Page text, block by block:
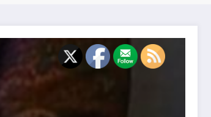
قراءة نقديّة في ديوان (للرّوح أزاهيرُ